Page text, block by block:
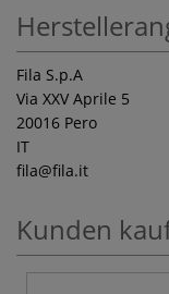
Fila S.p.A
Via XXV Aprile 5
20016 Pero
IT
fila@fila.it
Kunden